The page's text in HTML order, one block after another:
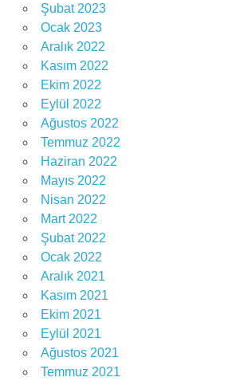
Şubat 2023
Ocak 2023
Aralık 2022
Kasım 2022
Ekim 2022
Eylül 2022
Ağustos 2022
Temmuz 2022
Haziran 2022
Mayıs 2022
Nisan 2022
Mart 2022
Şubat 2022
Ocak 2022
Aralık 2021
Kasım 2021
Ekim 2021
Eylül 2021
Ağustos 2021
Temmuz 2021